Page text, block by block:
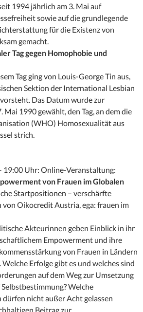
1994 jährlich am 3. Mai auf
sowie auf die grundlegende
für die Existenz von
gemacht.
Tag gegen Homophobie und
Tag ging von Louis-George Tin aus,
Sektion der International Lesbian
Das Datum wurde zur
Mai 1990 gewählt, den Tag, an dem die
(WHO) Homosexualität aus
strich.
19:00 Uhr: Online-Veranstaltung:
von Frauen im Globalen
Startpositionen – verschärfte
von Oikocredit Austria, ega: frauen im
Akteurinnen geben Einblick in ihr
Empowerment und ihre
von Frauen in Ländern
Welche Erfolge gibt es und welches sind
auf dem Weg zur Umsetzung
Welche
dürfen nicht außer Acht gelassen
Beitrag zur